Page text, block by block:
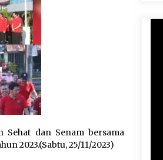
Sehat dan Senam bersama
2023.(Sabtu, 25/11/2023)